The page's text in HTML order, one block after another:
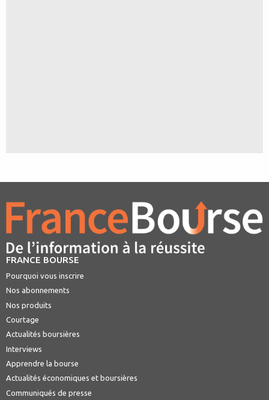
FRANCE BOURSE
Pourquoi vous inscrire
Nos abonnements
Nos produits
Courtage
Actualités boursières
Interviews
Apprendre la bourse
Actualités économiques et boursières
Communiqués de presse